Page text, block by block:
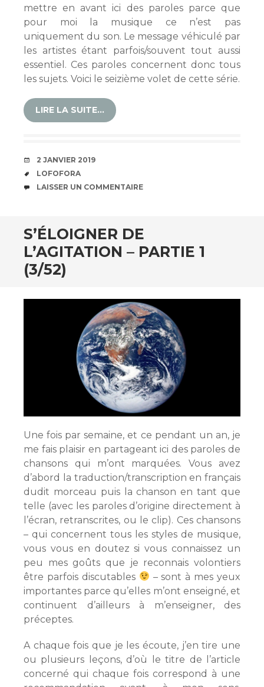
mettre en avant ici des paroles parce que
pour moi la musique ce n’est pas
uniquement du son. Le message véhiculé par
les artistes étant parfois/souvent tout aussi
essentiel. Ces paroles concernent donc tous
les sujets. Voici le seizième volet de cette série.
LIRE LA SUITE…
DATE
2 JANVIER 2019
ÉTIQUETTES
LOFOFORA
COMMENTAIRES
LAISSER UN COMMENTAIRE
S’ÉLOIGNER DE
L’AGITATION – PARTIE 1
(3/52)
Une fois par semaine, et ce pendant un an, je
me fais plaisir en partageant ici des paroles de
chansons qui m’ont marquées. Vous avez
d’abord la traduction/transcription en français
dudit morceau puis la chanson en tant que
telle (avec les paroles d’origine directement à
l’écran, retranscrites, ou le clip). Ces chansons
– qui concernent tous les styles de musique,
vous vous en doutez si vous connaissez un
peu mes goûts que je reconnais volontiers
être parfois discutables
– sont à mes yeux
importantes parce qu’elles m’ont enseigné, et
continuent d’ailleurs à m’enseigner, des
préceptes.
A chaque fois que je les écoute, j’en tire une
ou plusieurs leçons, d’où le titre de l’article
concerné qui chaque fois correspond à une